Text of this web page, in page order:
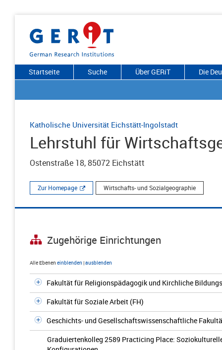
Startseite Suche Über GERiT Die
Katholische Universität Eichstätt-Ingolstadt
Lehrstuhl für
Ostenstraße 18, 85072 Eichstätt
Zur Homepage Wirtschafts- und Sozialgeographie
Zugehörige Einrichtungen
Alle Ebenen einblenden |ausblenden
Fakultät für Religionspädagogik und Kirchliche
Fakultät für Soziale Arbeit (FH)
Geschichts- und Gesellschaftswissenschaftliche
Graduiertenkolleg 2589 Practicing Place: